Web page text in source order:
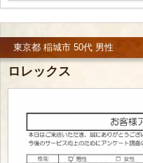
東京都 稲城市 50代 男性
ロレックス